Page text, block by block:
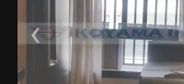
‹
Previous